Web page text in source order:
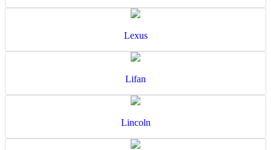
Lexus
Lifan
Lincoln